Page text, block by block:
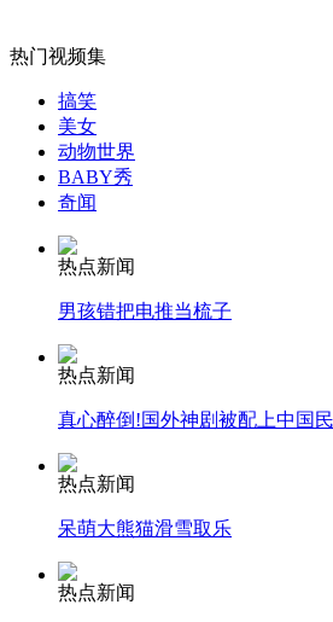
无痛分娩是否安全 医生回应
外交部：反对强权政治霸凌主义
外交部：有关国家言论片面不公
安徽一实载49人客车翻车
走！跟着总书记去植树
消防员救轻生者
热门视频集
搞笑
美女
动物世界
BABY秀
奇闻
热点新闻
男孩错把电推当梳子
热点新闻
真心醉倒!国外神剧被配上中国
热点新闻
呆萌大熊猫滑雪取乐
热点新闻